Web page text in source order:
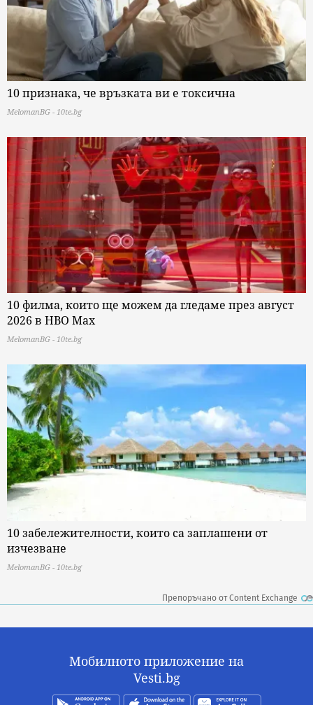
10 признака, че връзката ви е токсична
MelomanBG - 10te.bg
10 филма, които ще можем да гледаме през август
2026 в HBO Max
MelomanBG - 10te.bg
10 забележителности, които са заплашени от
изчезване
MelomanBG - 10te.bg
Препоръчано от Content Exchange
Мобилното приложение на
Vesti.bg